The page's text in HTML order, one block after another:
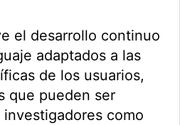
el desarrollo continuo
adaptados a las
de los usuarios,
que pueden ser
como